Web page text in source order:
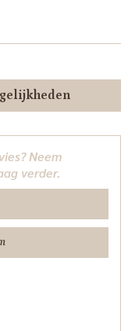
Neem
verder.